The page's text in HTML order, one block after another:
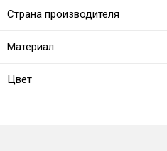
Страна производителя
Материал
Цвет